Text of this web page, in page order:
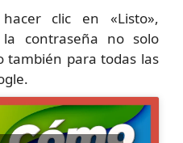
clic en «Listo»,
la contraseña no solo
también para todas las